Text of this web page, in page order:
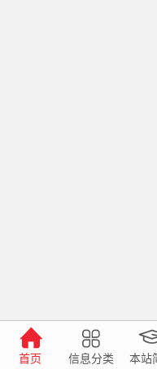
首页 信息分类 本站